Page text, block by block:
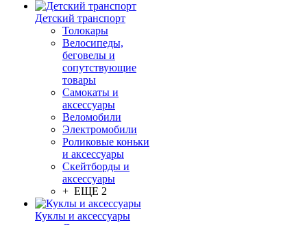
Детский транспорт
Толокары
Велосипеды,
беговелы и
сопутствующие
товары
Самокаты и
аксессуары
Веломобили
Электромобили
Роликовые коньки
и аксессуары
Скейтборды и
аксессуары
+ ЕЩЕ 2
Куклы и аксессуары